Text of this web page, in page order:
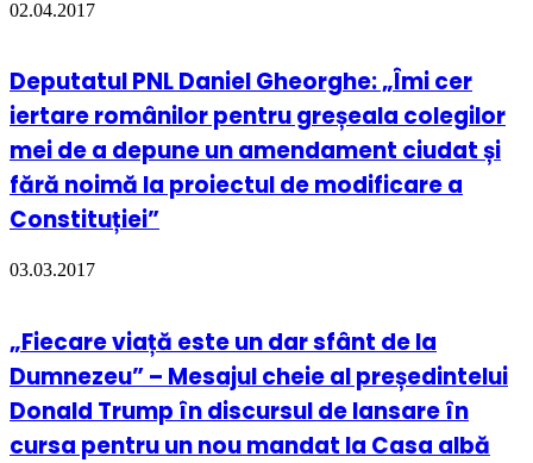
02.04.2017
Deputatul PNL Daniel Gheorghe: „Îmi cer
iertare românilor pentru greșeala colegilor
mei de a depune un amendament ciudat și
fără noimă la proiectul de modificare a
Constituției”
03.03.2017
„Fiecare viață este un dar sfânt de la
Dumnezeu” – Mesajul cheie al președintelui
Donald Trump în discursul de lansare în
cursa pentru un nou mandat la Casa albă